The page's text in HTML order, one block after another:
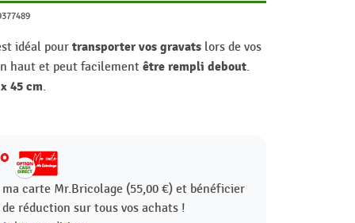
idéal pour transporter vos gravats lors de vos
haut et peut facilement être rempli debout.
45 cm.
carte Mr.Bricolage (55,00 €) et bénéficier
de réduction sur tous vos achats !